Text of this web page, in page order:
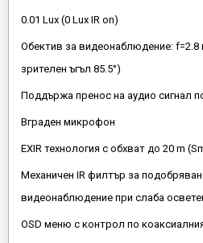
0.01 Lux (0 Lux IR on)
Обектив за видеонаблюдение: f=2.8
зрителен ъгъл 85.5°)
Поддържа пренос на аудио сигнал
Вграден микрофон
EXIR технология с обхват до 20 m
Механичен IR филтър за
видеонаблюдение при слаба
OSD меню с контрол по